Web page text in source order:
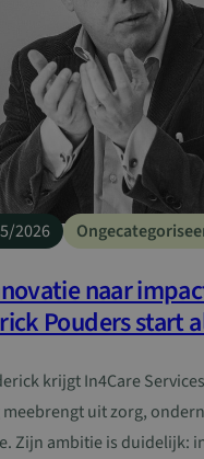
2026
naar
Pouders start
krijgt In4Care
uit zorg,
Zijn ambitie is duidelijk: